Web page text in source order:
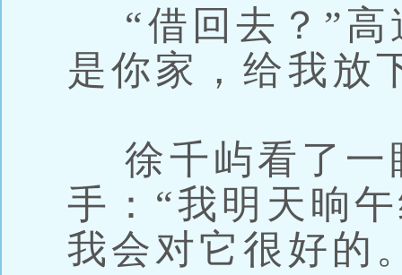
“借回去？”高
是你家，给我放
徐千屿看了一
手：“我明天晌
我会对它很好的